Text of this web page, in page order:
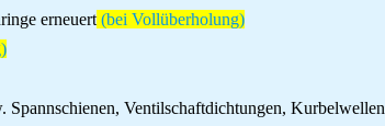
erneuert (bei Vollüberholung)
Spannschienen, Ventilschaftdichtungen, Kurbelwellen